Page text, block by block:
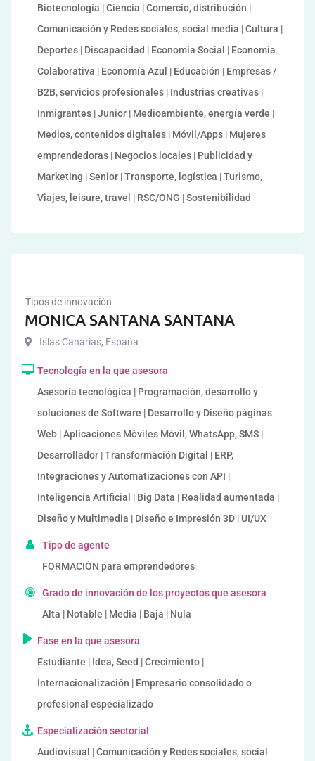
Biotecnología | Ciencia | Comercio, distribución |
Comunicación y Redes sociales, social media | Cultura |
Deportes | Discapacidad | Economía Social | Economía
Colaborativa | Economía Azul | Educación | Empresas /
B2B, servicios profesionales | Industrias creativas |
Inmigrantes | Junior | Medioambiente, energía verde |
Medios, contenidos digitales | Móvil/Apps | Mujeres
emprendedoras | Negocios locales | Publicidad y
Marketing | Senior | Transporte, logística | Turismo,
Viajes, leisure, travel | RSC/ONG | Sostenibilidad
Tipos de innovación
MONICA SANTANA SANTANA
Islas Canarias, España
Tecnología en la que asesora
Asesoría tecnológica | Programación, desarrollo y
soluciones de Software | Desarrollo y Diseño páginas
Web | Aplicaciones Móviles Móvil, WhatsApp, SMS |
Desarrollador | Transformación Digital | ERP,
Integraciones y Automatizaciones con API |
Inteligencia Artificial | Big Data | Realidad aumentada |
Diseño y Multimedia | Diseño e Impresión 3D | UI/UX
Tipo de agente
FORMACIÓN para emprendedores
Grado de innovación de los proyectos que asesora
Alta | Notable | Media | Baja | Nula
Fase en la que asesora
Estudiante | Idea, Seed | Crecimiento |
Internacionalización | Empresario consolidado o
profesional especializado
Especialización sectorial
Audiovisual | Comunicación y Redes sociales, social